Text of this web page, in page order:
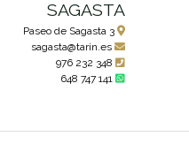
SAGASTA
Paseo de Sagasta 3
sagasta@tarin.es
976 232 348
648 747 141